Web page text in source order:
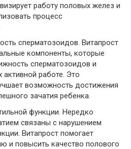
работу половых желез и
процесс
сперматозоидов. Витапрост
компоненты, которые
сперматозоидов и
активной работе. Это
возможность достижения
зачатия ребенка.
функции. Нередко
связаны с нарушением
Витапрост помогает
и повысить качество полового